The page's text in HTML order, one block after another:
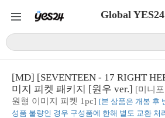
Global YES24
[MD] [SEVENTEEN - 17 RIGHT
미지 피켓 패키지 [원우 ver.] [미니
원형 이미지 피켓 1pc] [본 상품은 개봉 후
성품 불량인 경우 구성품에 한해 별도 교환 처